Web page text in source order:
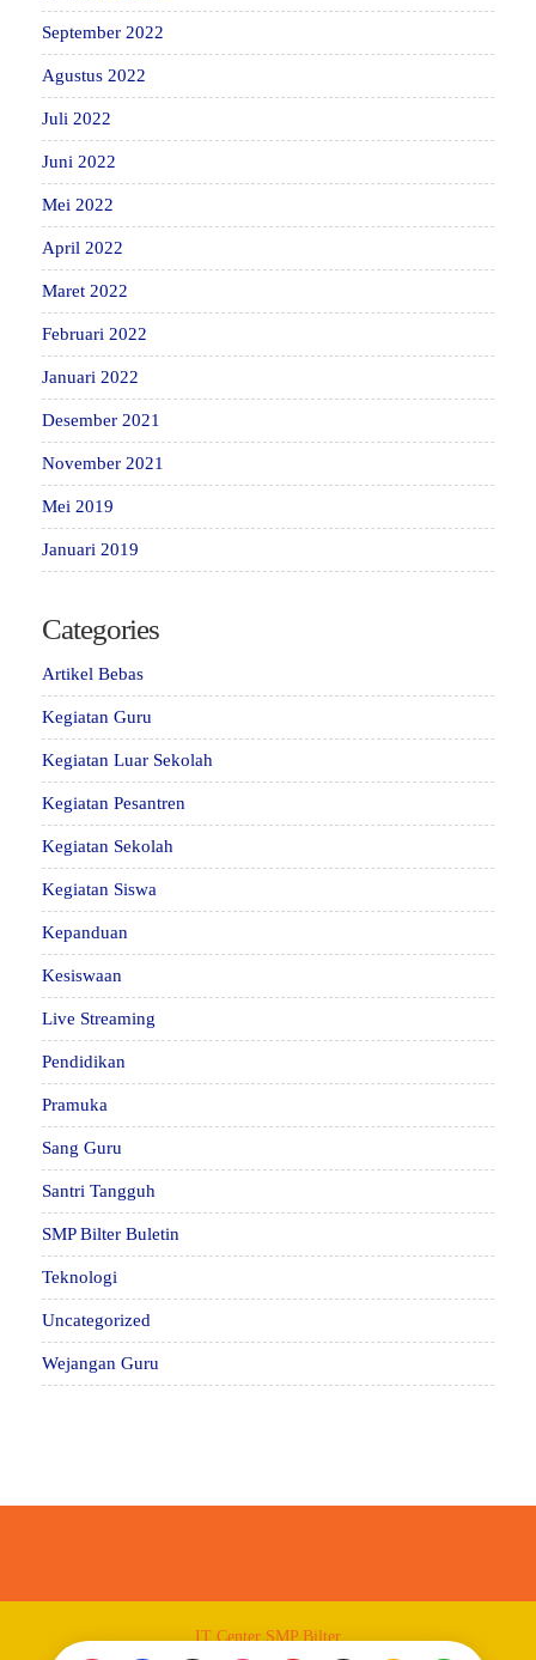
September 2022
Agustus 2022
Juli 2022
Juni 2022
Mei 2022
April 2022
Maret 2022
Februari 2022
Januari 2022
Desember 2021
November 2021
Mei 2019
Januari 2019
Categories
Artikel Bebas
Kegiatan Guru
Kegiatan Luar Sekolah
Kegiatan Pesantren
Kegiatan Sekolah
Kegiatan Siswa
Kepanduan
Kesiswaan
Live Streaming
Pendidikan
Pramuka
Sang Guru
Santri Tangguh
SMP Bilter Buletin
Teknologi
Uncategorized
Wejangan Guru
IT Center SMP Bilter